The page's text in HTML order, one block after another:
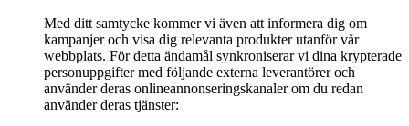
Med ditt samtycke kommer vi även att informera dig om
kampanjer och visa dig relevanta produkter utanför vår
webbplats. För detta ändamål synkroniserar vi dina krypterade
personuppgifter med följande externa leverantörer och
använder deras onlineannonseringskanaler om du redan
använder deras tjänster: